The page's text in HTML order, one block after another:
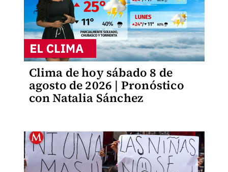
Clima de hoy sábado 8 de
agosto de 2026 | Pronóstico
con Natalia Sánchez